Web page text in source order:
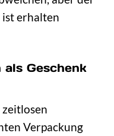
ist erhalten
Geschenk
zeitlosen
Verpackung